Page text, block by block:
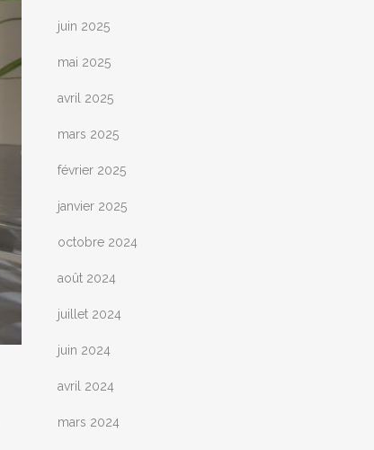
juin 2025
mai 2025
avril 2025
mars 2025
février 2025
janvier 2025
octobre 2024
août 2024
juillet 2024
juin 2024
avril 2024
mars 2024